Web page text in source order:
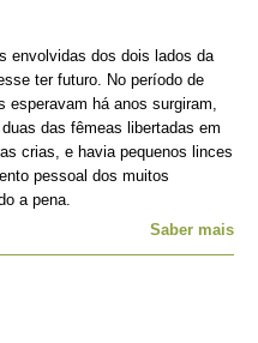
envolvidas dos dois lados da
ter futuro. No período de
esperavam há anos surgiram,
das fêmeas libertadas em
crias, e havia pequenos linces
pessoal dos muitos
a pena.
Saber mais